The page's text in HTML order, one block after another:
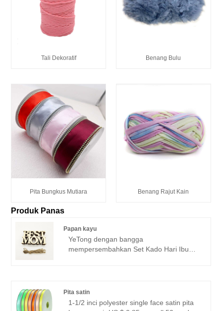
Tali Dekoratif Benang Bulu
Pita Bungkus Mutiara Benang Rajut Kain
Produk Panas
Papan kayu
YeTong dengan bangga
mempersembahkan Set Kado Hari Ibu
dunia. Setiap set mencakup 10 plakat
kayu berdesain indah dan 10 tali gantung.
Pita satin
1-1/2 inci polyester single face satin pita